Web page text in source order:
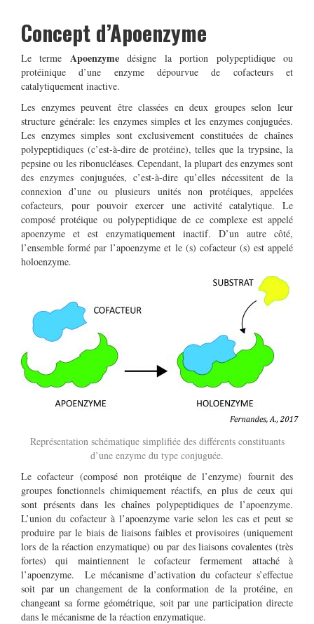
Concept d’Apoenzyme
Le terme Apoenzymedésigne la portion polypeptidique ou
protéinique d’une enzyme dépourvue de cofacteurs et
catalytiquement inactive.
Les enzymes peuvent être classées en deux groupes selon leur
structure générale: les enzymes simples et les enzymes conjuguées.
Les enzymes simples sont exclusivement constituées de chaînes
polypeptidiques (c’est-à-dire de protéine), telles que la trypsine, la
pepsine ou les ribonucléases. Cependant, la plupart des enzymes sont
des enzymes conjuguées, c’est-à-dire qu’elles nécessitent de la
connexion d’une ou plusieurs unités non protéiques, appelées
cofacteurs, pour pouvoir exercer une activité catalytique. Le
composé protéique ou polypeptidique de ce complexe est appelé
apoenzyme et est enzymatiquement inactif. D’un autre côté,
l’ensemble formé par l’apoenzyme et le (s) cofacteur (s) est appelé
holoenzyme.
Représentation schématique simplifiée des différents constituants
d’une enzyme du type conjuguée.
Le cofacteur (composé non protéique de l’enzyme) fournit des
groupes fonctionnels chimiquement réactifs, en plus de ceux qui
sont présents dans les chaînes polypeptidiques de l’apoenzyme.
L’union du cofacteur à l’apoenzyme varie selon les cas et peut se
produire par le biais de liaisons faibles et provisoires (uniquement
lors de la réaction enzymatique) ou par des liaisons covalentes (très
fortes) qui maintiennent le cofacteur fermement attaché à
l’apoenzyme. Le mécanisme d’activation du cofacteur s’effectue
soit par un changement de la conformation de la protéine, en
changeant sa forme géométrique, soit par une participation directe
dans le mécanisme de la réaction enzymatique.